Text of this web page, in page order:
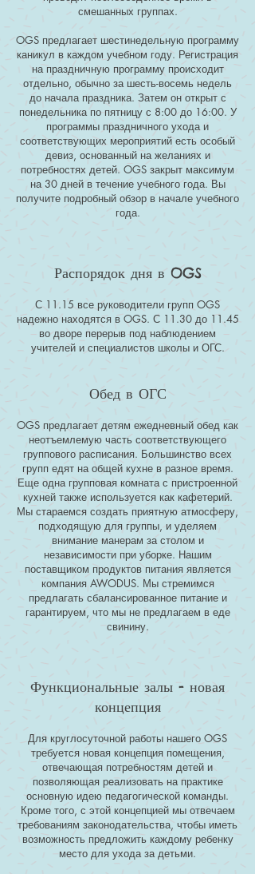
смешанных группах.
OGS предлагает шестинедельную программу
каникул в каждом учебном году. Регистрация
на праздничную программу происходит
отдельно, обычно за шесть-восемь недель
до начала праздника. Затем он открыт с
понедельника по пятницу с 8:00 до 16:00. У
программы праздничного ухода и
соответствующих мероприятий есть особый
девиз, основанный на желаниях и
потребностях детей. OGS закрыт максимум
на 30 дней в течение учебного года. Вы
получите подробный обзор в начале учебного
года.
Распорядок дня в OGS
С 11.15 все руководители групп OGS
надежно находятся в OGS. С 11.30 до 11.45
во дворе перерыв под наблюдением
учителей и специалистов школы и ОГС.
Обед в ОГС
OGS предлагает детям ежедневный обед как
неотъемлемую часть соответствующего
группового расписания. Большинство всех
групп едят на общей кухне в разное время.
Еще одна групповая комната с пристроенной
кухней также используется как кафетерий.
Мы стараемся создать приятную атмосферу,
подходящую для группы, и уделяем
внимание манерам за столом и
независимости при уборке. Нашим
поставщиком продуктов питания является
компания AWODUS. Мы стремимся
предлагать сбалансированное питание и
гарантируем, что мы не предлагаем в еде
свинину.
Функциональные залы - новая
концепция
Для круглосуточной работы нашего OGS
требуется новая концепция помещения,
отвечающая потребностям детей и
позволяющая реализовать на практике
основную идею педагогической команды.
Кроме того, с этой концепцией мы отвечаем
требованиям законодательства, чтобы иметь
возможность предложить каждому ребенку
место для ухода за детьми.